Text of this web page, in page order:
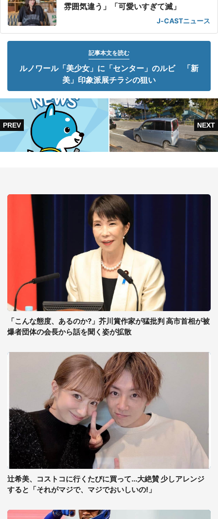
雰囲気違う」「可愛いすぎて滅」
J-CASTニュース
記事本文を読む
ルノワール「美少女」に「センター」のルビ 「新
美」印象派展チラシの狙い
「こんな態度、あるのか?」芥川賞作家が猛批判 高市首相が被
爆者団体の会長から話を聞く姿が拡散
辻希美、コストコに行くたびに買って...大絶賛 少しアレンジ
すると「それがマジで、マジでおいしいの!」